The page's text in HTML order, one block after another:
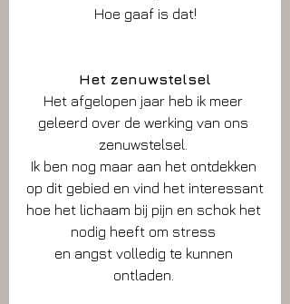
Hoe gaaf is dat!
Het zenuwstelsel
Het afgelopen jaar heb ik meer
geleerd over de werking van ons
zenuwstelsel.
Ik ben nog maar aan het ontdekken
op dit gebied en vind het interessant
hoe het lichaam bij pijn en schok het
nodig heeft om stress
en angst volledig te kunnen
ontladen.